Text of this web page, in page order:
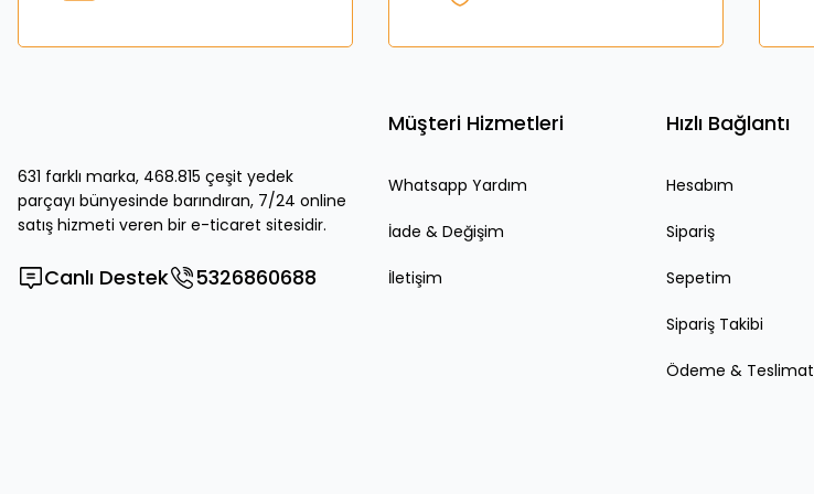
631 farklı marka, 468.815 çeşit yedek
parçayı bünyesinde barındıran, 7/24 online
satış hizmeti veren bir e-ticaret sitesidir.
Canlı Destek 5326860688
Müşteri Hizmetleri
Whatsapp Yardım
İade & Değişim
İletişim
Hızlı Bağlantı
Hesabım
Sipariş
Sepetim
Sipariş Takibi
Ödeme & Teslimat